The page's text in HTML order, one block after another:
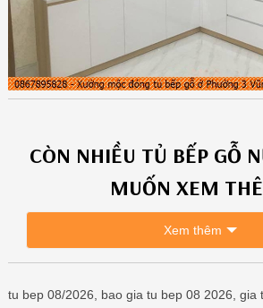
CÒN NHIỀU TỦ BẾP GỖ
MUỐN XEM
Xem thêm
tu bep 08/2026, bao gia tu bep 08 2026, gia